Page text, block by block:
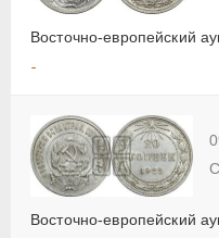
Восточно-европейский
-
Восточно-европейский